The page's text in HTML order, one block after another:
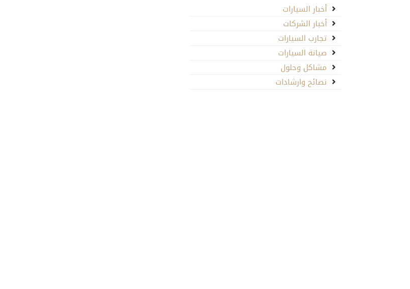
أخبار السيارات
أخبار الشركات
تجارب السيارات
صيانة السيارات
مشاكل وحلول
نصائح وارشادات